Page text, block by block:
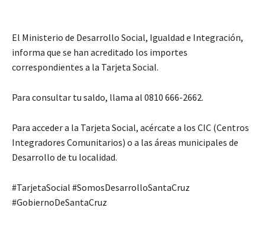
El Ministerio de Desarrollo Social, Igualdad e Integración,
informa que se han acreditado los importes
correspondientes a la Tarjeta Social.
Para consultar tu saldo, llama al 0810 666-2662.
Para acceder a la Tarjeta Social, acércate a los CIC (Centros
Integradores Comunitarios) o a las áreas municipales de
Desarrollo de tu localidad.
#TarjetaSocial #SomosDesarrolloSantaCruz
#GobiernoDeSantaCruz